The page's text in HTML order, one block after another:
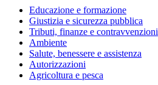
Educazione e formazione
Giustizia e sicurezza pubblica
Tributi, finanze e contravvenzioni
Ambiente
Salute, benessere e assistenza
Autorizzazioni
Agricoltura e pesca